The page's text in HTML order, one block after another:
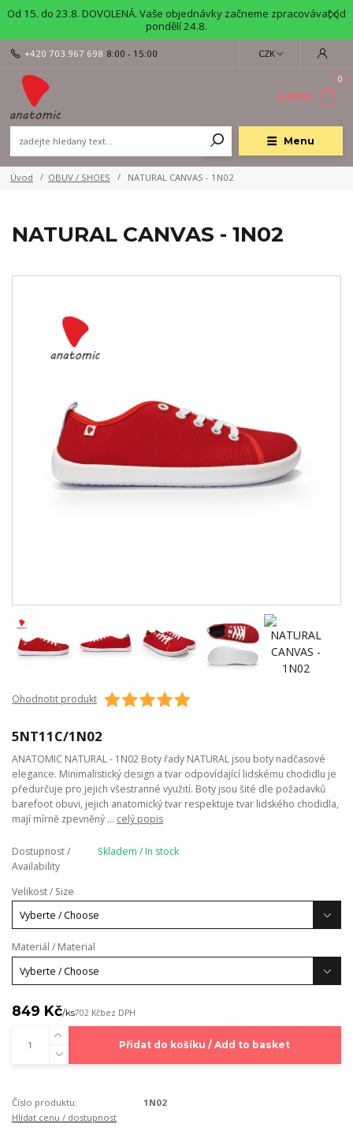
Od 15. do 23.8. DOVOLENÁ. Vaše objednávky začneme zpracovávat od
pondělí 24.8.
Menu
CZK
+420 703 967 698 8:00 - 15:00
0
0,00 Kč
Úvod OBUV / SHOES NATURAL CANVAS - 1N02
NATURAL CANVAS - 1N02
Ohodnotit produkt
5NT11C/1N02
ANATOMIC NATURAL - 1N02 Boty řady NATURAL jsou boty nadčasové
elegance. Minimalistický design a tvar odpovídající lidskému chodidlu je
předurčuje pro jejich všestranné využití. Boty jsou šité dle požadavků
barefoot obuvi, jejich anatomický tvar respektuje tvar lidského chodidla,
mají mírně zpevněný ... celý popis
Dostupnost /
Availability
Skladem / In stock
Velikost / Size
Materiál / Material
849 Kč/ks702 Kčbez DPH
Přidat do košíku / Add to basket
Číslo produktu:
1N02
Hlídat cenu / dostupnost